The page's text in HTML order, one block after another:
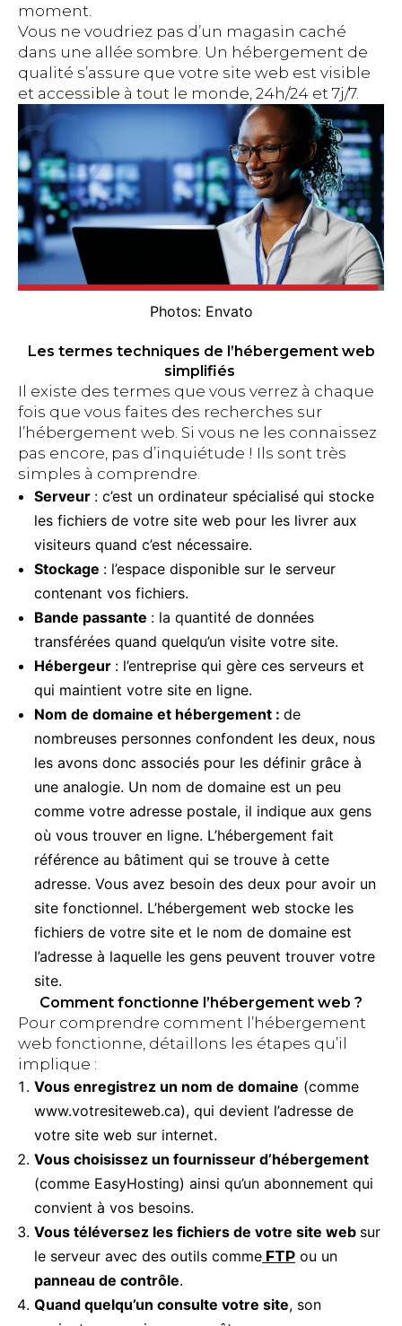
moment.
Vous ne voudriez pas d’un magasin caché
dans une allée sombre. Un hébergement de
qualité s’assure que votre site web est visible
et accessible à tout le monde, 24h/24 et 7j/7.
Photos: Envato
Les termes techniques de l’hébergement web
simplifiés
Il existe des termes que vous verrez à chaque
fois que vous faites des recherches sur
l’hébergement web. Si vous ne les connaissez
pas encore, pas d’inquiétude ! Ils sont très
simples à comprendre.
Serveur : c’est un ordinateur spécialisé qui stocke
les fichiers de votre site web pour les livrer aux
visiteurs quand c’est nécessaire.
Stockage : l’espace disponible sur le serveur
contenant vos fichiers.
Bande passante : la quantité de données
transférées quand quelqu’un visite votre site.
Hébergeur : l’entreprise qui gère ces serveurs et
qui maintient votre site en ligne.
Nom de domaine et hébergement : de
nombreuses personnes confondent les deux, nous
les avons donc associés pour les définir grâce à
une analogie. Un nom de domaine est un peu
comme votre adresse postale, il indique aux gens
où vous trouver en ligne. L’hébergement fait
référence au bâtiment qui se trouve à cette
adresse. Vous avez besoin des deux pour avoir un
site fonctionnel. L’hébergement web stocke les
fichiers de votre site et le nom de domaine est
l’adresse à laquelle les gens peuvent trouver votre
site.
Comment fonctionne l’hébergement web ?
Pour comprendre comment l’hébergement
web fonctionne, détaillons les étapes qu’il
implique :
Vous enregistrez un nom de domaine (comme
www.votresiteweb.ca), qui devient l’adresse de
votre site web sur internet.
Vous choisissez un fournisseur d’hébergement
(comme EasyHosting) ainsi qu’un abonnement qui
convient à vos besoins.
Vous téléversez les fichiers de votre site web sur
le serveur avec des outils comme FTP ou un
panneau de contrôle.
Quand quelqu’un consulte votre site, son